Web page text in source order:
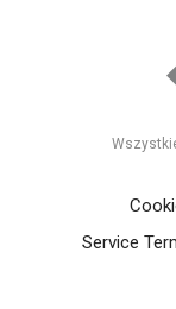
Service